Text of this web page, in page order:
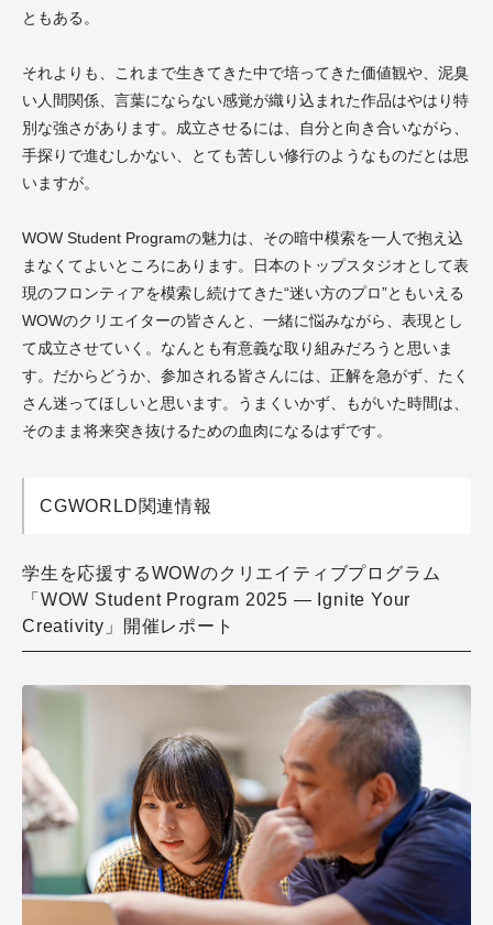
ともある。
それよりも、これまで生きてきた中で培ってきた価値観や、泥臭
い人間関係、言葉にならない感覚が織り込まれた作品はやはり特
別な強さがあります。成立させるには、自分と向き合いながら、
手探りで進むしかない、とても苦しい修行のようなものだとは思
いますが。
WOW Student Programの魅力は、その暗中模索を一人で抱え込
まなくてよいところにあります。日本のトップスタジオとして表
現のフロンティアを模索し続けてきた“迷い方のプロ”ともいえる
WOWのクリエイターの皆さんと、一緒に悩みながら、表現とし
て成立させていく。なんとも有意義な取り組みだろうと思いま
す。だからどうか、参加される皆さんには、正解を急がず、たく
さん迷ってほしいと思います。うまくいかず、もがいた時間は、
そのまま将来突き抜けるための血肉になるはずです。
CGWORLD関連情報
学生を応援するWOWのクリエイティブプログラム
「WOW Student Program 2025 ― Ignite Your
Creativity」開催レポート